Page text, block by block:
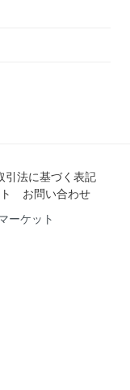
引法に基づく表記
お問い合わせ
ーケット